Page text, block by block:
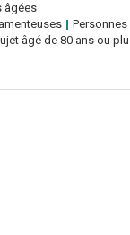
âgées
âgé de 80 ans ou